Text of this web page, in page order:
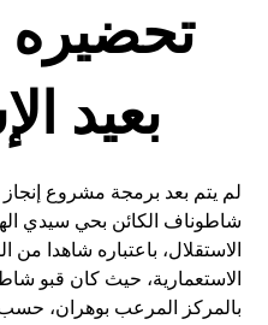
تحضيره
بعيد
لم يتم بعد برمجة مشروع
شاطوناف الكائن بحي سيدي
الاستقلال، باعتباره شاهدا من
الاستعمارية، حيث كان قبو
بالمركز المرعب بوهران،